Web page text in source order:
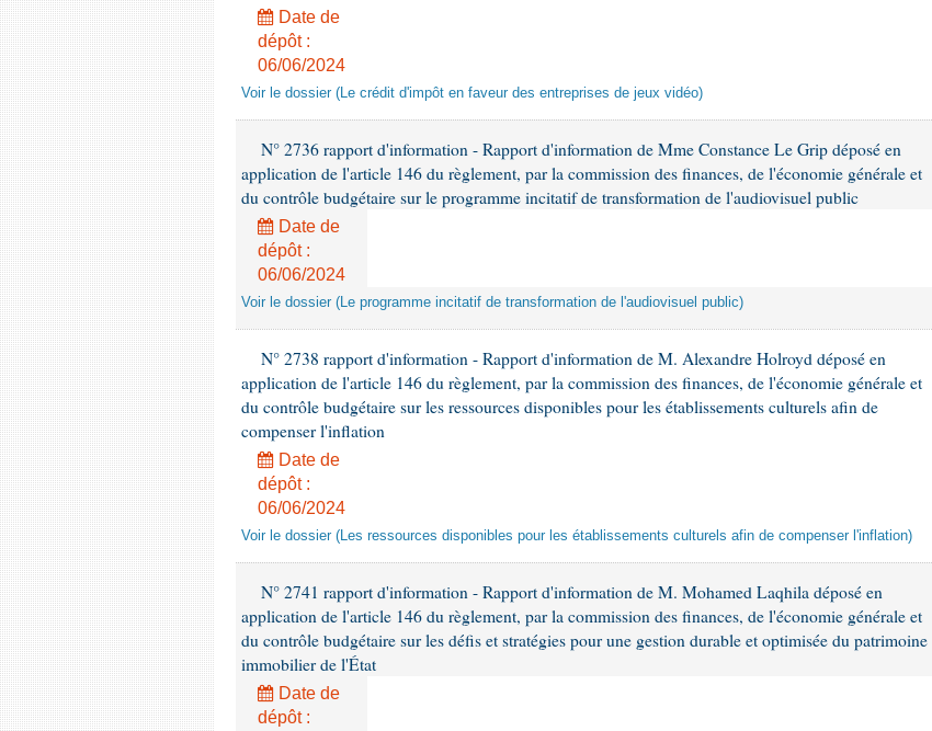
Date de
dépôt :
06/06/2024
Voir le dossier (Le crédit d'impôt en faveur des entreprises de jeux vidéo)
N° 2736 rapport d'information - Rapport d'information de Mme Constance Le Grip déposé en
application de l'article 146 du règlement, par la commission des finances, de l'économie générale et
du contrôle budgétaire sur le programme incitatif de transformation de l'audiovisuel public
Date de
dépôt :
06/06/2024
Voir le dossier (Le programme incitatif de transformation de l'audiovisuel public)
N° 2738 rapport d'information - Rapport d'information de M. Alexandre Holroyd déposé en
application de l'article 146 du règlement, par la commission des finances, de l'économie générale et
du contrôle budgétaire sur les ressources disponibles pour les établissements culturels afin de
compenser l'inflation
Date de
dépôt :
06/06/2024
Voir le dossier (Les ressources disponibles pour les établissements culturels afin de compenser l'inflation)
N° 2741 rapport d'information - Rapport d'information de M. Mohamed Laqhila déposé en
application de l'article 146 du règlement, par la commission des finances, de l'économie générale et
du contrôle budgétaire sur les défis et stratégies pour une gestion durable et optimisée du patrimoine
immobilier de l'État
Date de
dépôt :